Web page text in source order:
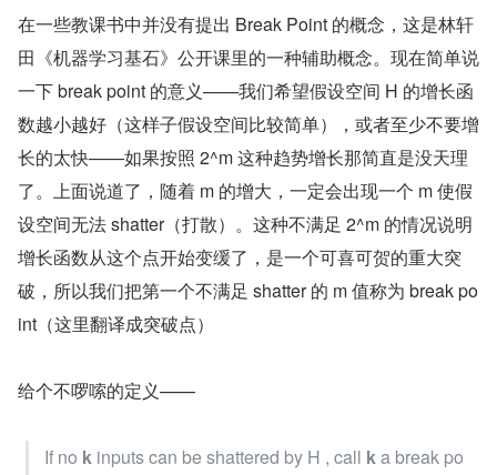
在一些教课书中并没有提出 Break Point 的概念，这是林轩
田《机器学习基石》公开课里的一种辅助概念。现在简单说
一下 break point 的意义——我们希望假设空间 H 的增长函
数越小越好（这样子假设空间比较简单），或者至少不要增
长的太快——如果按照 2^m 这种趋势增长那简直是没天理
了。上面说道了，随着 m 的增大，一定会出现一个 m 使假
设空间无法 shatter（打散）。这种不满足 2^m 的情况说明
增长函数从这个点开始变缓了，是一个可喜可贺的重大突
破，所以我们把第一个不满足 shatter 的 m 值称为 break po
int（这里翻译成突破点）
给个不啰嗦的定义——
If no k inputs can be shattered by H , call k a break po